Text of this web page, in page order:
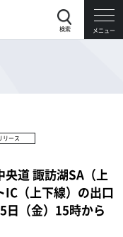
検索 メニュー
リース
道 諏訪湖SA（上
（上下線）の出口
（金）15時から